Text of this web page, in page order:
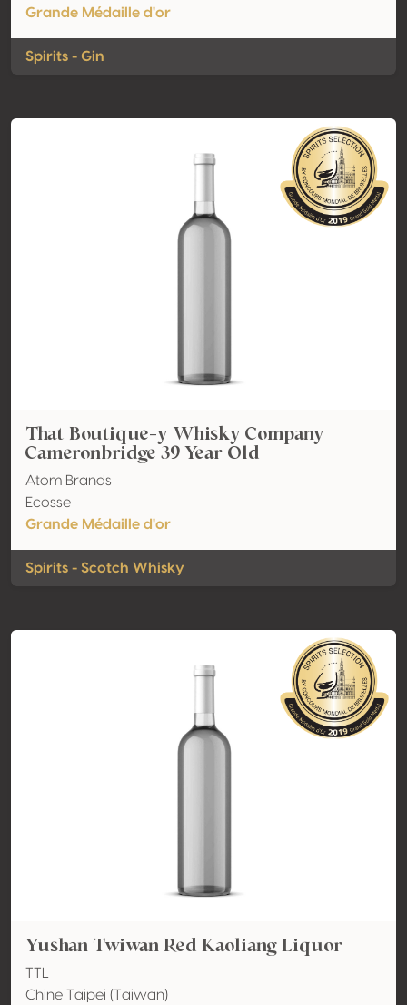
Grande Médaille d'or
Spirits - Gin
That Boutique-y Whisky Company
Cameronbridge 39 Year Old
Atom Brands
Ecosse
Grande Médaille d'or
Spirits - Scotch Whisky
Yushan Twiwan Red Kaoliang Liquor
TTL
Chine Taipei (Taiwan)